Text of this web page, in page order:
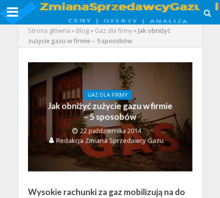
Strona główna » Blog» Gaz dla firmy»Jak obniżyć
zużycie gazu w firmie – 5 sposobów
GAZ DLA FIRMY
Jak obniżyć zużycie gazu w firmie
– 5 sposobów
22 października 2014
Redakcja Zmiana Sprzedawcy Gazu
Wysokie rachunki za gaz mobilizują na do